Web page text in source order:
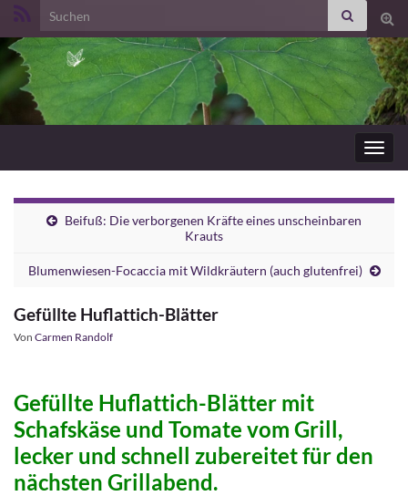
Search for:
Beifuß: Die verborgenen Kräfte eines unscheinbaren
Krauts
Blumenwiesen-Focaccia mit Wildkräutern (auch glutenfrei)
Gefüllte Huflattich-Blätter
Von Carmen Randolf
Gefüllte Huflattich-Blätter mit
Schafskäse und Tomate vom Grill,
lecker und schnell zubereitet für den
nächsten Grillabend.